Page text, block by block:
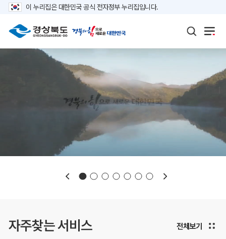
이 누리집은 대한민국 공식 전자정부 누리집입니다.
자주찾는 서비스
보도자료 재정정보
전체보기